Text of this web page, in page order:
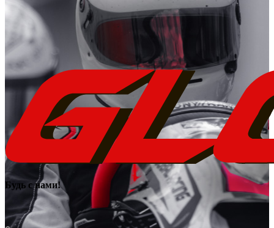
Будь с нами!